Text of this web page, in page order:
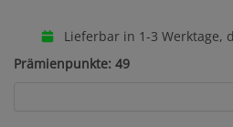
Lieferbar in 1-3 Werktage,
Prämienpunkte: 49